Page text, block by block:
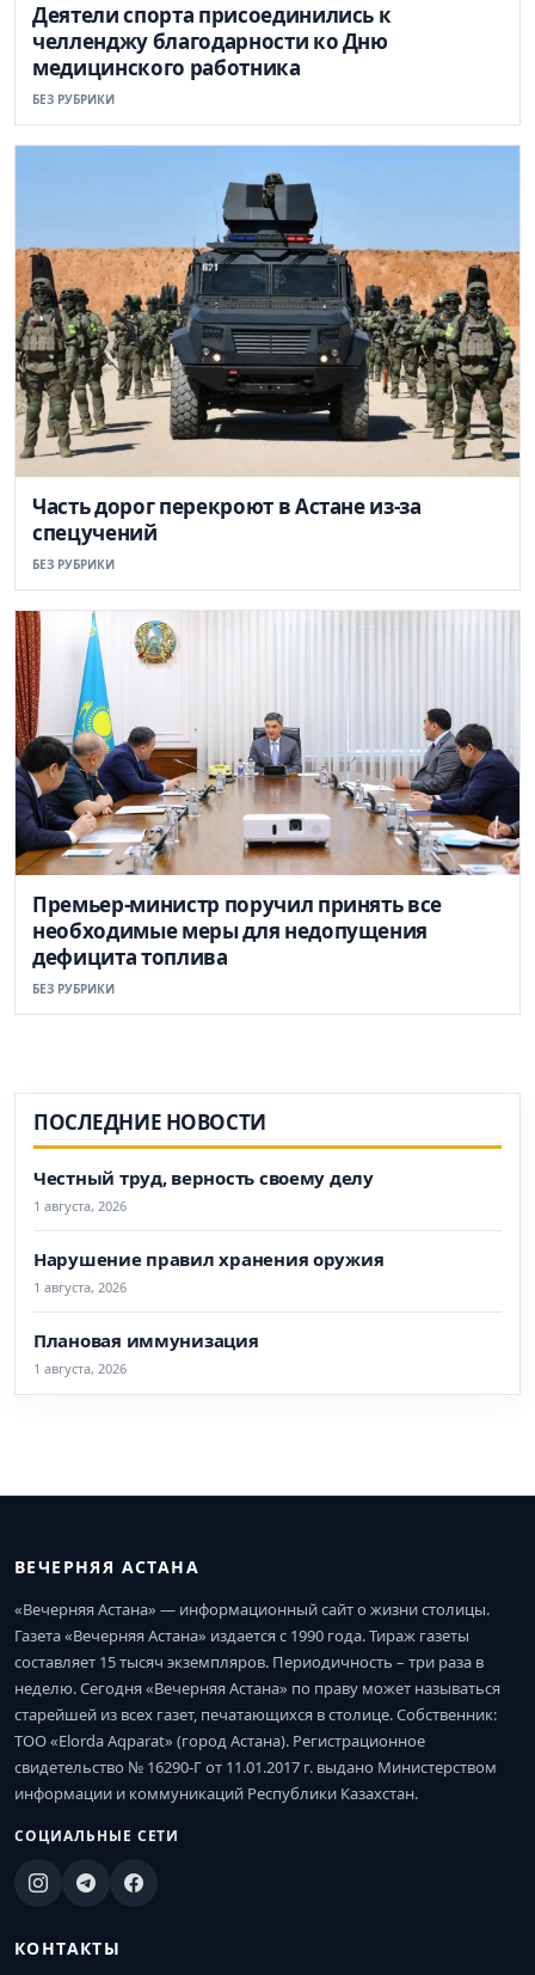
Деятели спорта присоединились к
челленджу благодарности ко Дню
медицинского работника
БЕЗ РУБРИКИ
Часть дорог перекроют в Астане из-за
спецучений
БЕЗ РУБРИКИ
Премьер-министр поручил принять все
необходимые меры для недопущения
дефицита топлива
БЕЗ РУБРИКИ
ПОСЛЕДНИЕ НОВОСТИ
Честный труд, верность своему делу
1 августа, 2026
Нарушение правил хранения оружия
1 августа, 2026
Плановая иммунизация
1 августа, 2026
ВЕЧЕРНЯЯ АСТАНА
«Вечерняя Астана» — информационный сайт о жизни столицы.
Газета «Вечерняя Астана» издается с 1990 года. Тираж газеты
составляет 15 тысяч экземпляров. Периодичность – три раза в
неделю. Сегодня «Вечерняя Астана» по праву может называться
старейшей из всех газет, печатающихся в столице. Собственник:
ТОО «Elorda Aqparat» (город Астана). Регистрационное
свидетельство № 16290-Г от 11.01.2017 г. выдано Министерством
информации и коммуникаций Республики Казахстан.
СОЦИАЛЬНЫЕ СЕТИ
КОНТАКТЫ